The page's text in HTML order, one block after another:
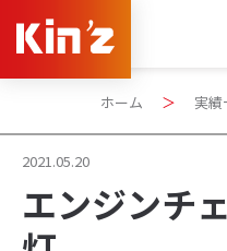
ホーム ＞ 実績
2021.05.20
エンジンチ